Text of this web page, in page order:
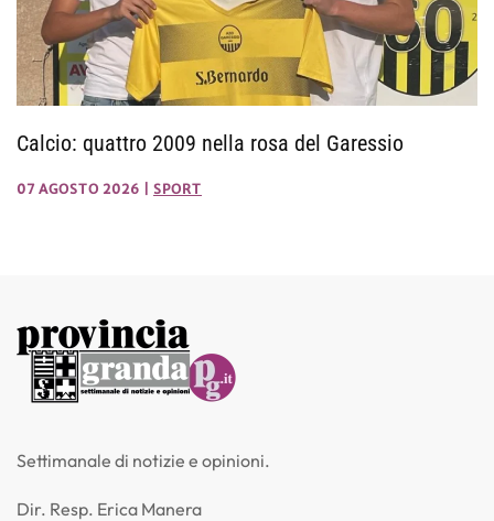
Calcio: quattro 2009 nella rosa del Garessio
07 AGOSTO 2026 SPORT
Settimanale di notizie e opinioni.
Dir. Resp. Erica Manera